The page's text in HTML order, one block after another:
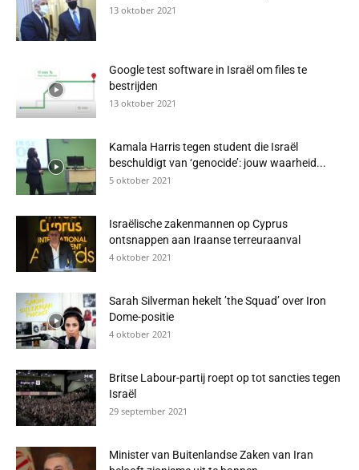
13 oktober 2021
Google test software in Israël om files te
bestrijden
13 oktober 2021
Kamala Harris tegen student die Israël
beschuldigt van ‘genocide’: jouw waarheid...
5 oktober 2021
Israëlische zakenmannen op Cyprus
ontsnappen aan Iraanse terreuraanval
4 oktober 2021
Sarah Silverman hekelt ’the Squad’ over Iron
Dome-positie
4 oktober 2021
Britse Labour-partij roept op tot sancties tegen
Israël
29 september 2021
Minister van Buitenlandse Zaken van Iran